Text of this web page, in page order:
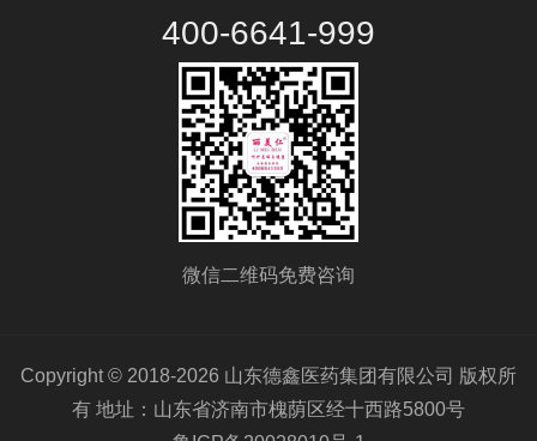
400-6641-999
微信二维码免费咨询
Copyright © 2018-2026 山东德鑫医药集团有限公司 版权所
有 地址：山东省济南市槐荫区经十西路5800号